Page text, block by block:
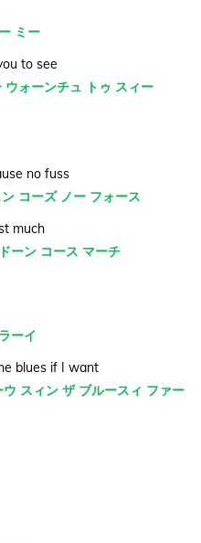
ミー
to see
ォーンチュ トゥ スィー
no fuss
コーズ ノー フォース
much
ーン コース マーチ
ーイ
blues if I want
スィン ザ ブルースィ ファー